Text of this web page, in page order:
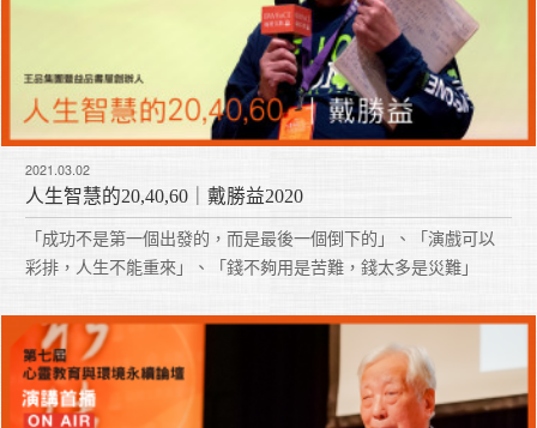
2021.03.02
人生智慧的20,40,60｜戴勝益2020
「成功不是第一個出發的，而是最後一個倒下的」、「演戲可以
彩排，人生不能重來」、「錢不夠用是苦難，錢太多是災難」